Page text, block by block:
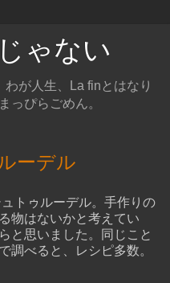
ゃない
が人生、La finとはなり
っぴらごめん。
ーデル
トゥルーデル。手作りの
物はないかと考えてい
と思いました。同じこと
調べると、レシピ多数。